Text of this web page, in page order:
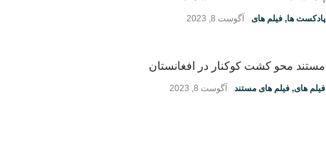
پادکست ها, فیلم های آگوست 8, 2023
مستند محو کشت کوکنار در افغانستان
فیلم های, فیلم های مستند آگوست 8, 2023